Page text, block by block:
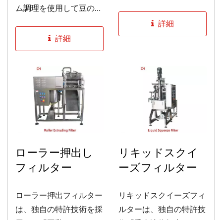
ム調理を使用して豆の臭
大豆のタンパク質と糖を
溶かします。この機械の
造プロセスを長時間実行
でき、豆乳がより香ばし
く風味豊かになります。
豆乳の流量は調整可能
で、加熱温度はブレード
とスチームの混合によっ
て均一になり、豆乳の品
質は非常に安定していま
詳細
は、かき混ぜ装置なしで
均等に加熱できるため、
を向上させることができ
ます。この機械は電気加
熱を使用して豆乳の焦げ
を防ぎ、生産品質を向上
させます。
詳細
ローラー押出し
フィルター
ローラー押出フィルター
は、独自の特許技術を採
リキッドスクイ
ーズフィルター
リキッドスクイーズフィ
ルターは、独自の特許技